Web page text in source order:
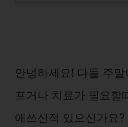
안녕하세요! 다들 주
프거나 치료가 필요할
애쓰신적 있으신가요